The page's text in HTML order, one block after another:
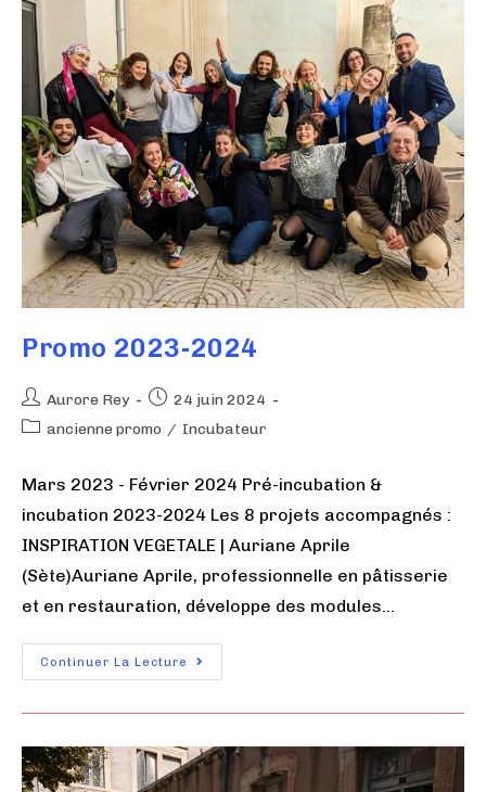
Promo 2023-2024
Aurore Rey
24 juin 2024
ancienne promo / Incubateur
Mars 2023 - Février 2024 Pré-incubation &
incubation 2023-2024 Les 8 projets accompagnés :
INSPIRATION VEGETALE | Auriane Aprile
(Sète)Auriane Aprile, professionnelle en pâtisserie
et en restauration, développe des modules…
Continuer La Lecture